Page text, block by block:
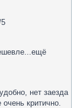
нет заезда
критично.